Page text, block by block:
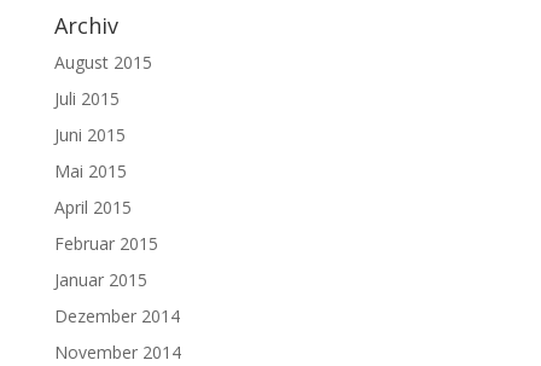
Archiv
August 2015
Juli 2015
Juni 2015
Mai 2015
April 2015
Februar 2015
Januar 2015
Dezember 2014
November 2014